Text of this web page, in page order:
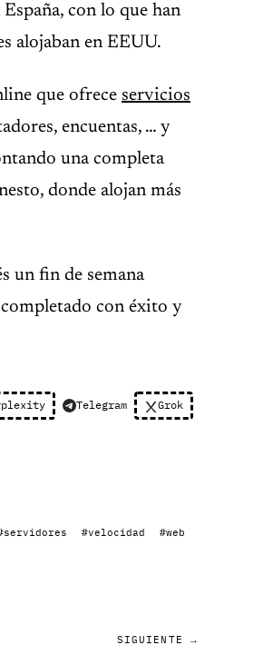
España, con lo que han
alojaban en EEUU.
que ofrece servicios
encuentas, … y
una completa
donde alojan más
un fin de semana
con éxito y
Telegram Grok
#velocidad
#web
SIGUIENTE →